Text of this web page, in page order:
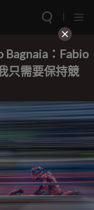
Bagnaia：Fabio
只需要保持競